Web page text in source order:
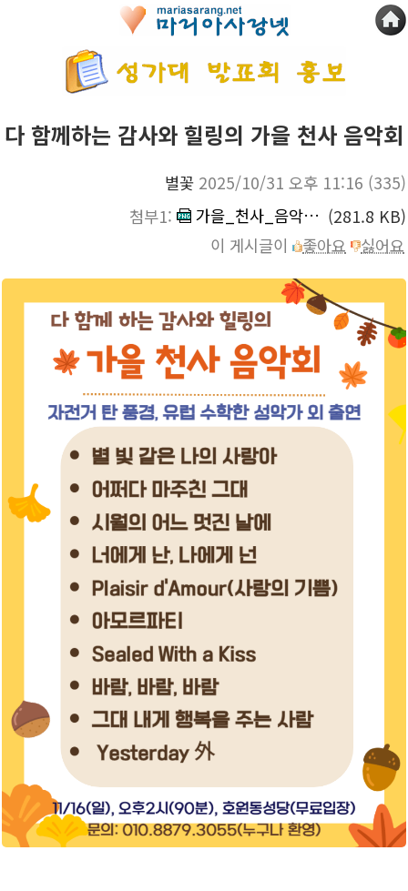
다 함께하는 감사와 힐링의 가을 천사 음악회
별꽃 2025/10/31 오후 11:16 (335)
첨부1:
가을_천사_음악회.png (281.8 KB)
이 게시글이
좋아요 싫어요